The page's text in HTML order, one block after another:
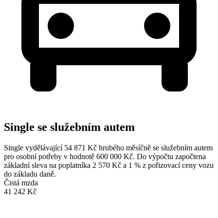
Single se služebním autem
Single vydělávající 54 871 Kč hrubého měsíčně se služebním autem
pro osobní potřeby v hodnotě 600 000 Kč. Do výpočtu započtena
základní sleva na poplatníka 2 570 Kč a 1 % z pořizovací ceny vozu
do základu daně.
Čistá mzda
41 242 Kč